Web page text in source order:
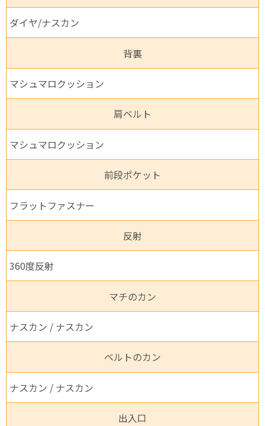
ダイヤ/ナスカン
背裏
マシュマロクッション
肩ベルト
マシュマロクッション
前段ポケット
フラットファスナー
反射
360度反射
マチのカン
ナスカン / ナスカン
ベルトのカン
ナスカン / ナスカン
出入口